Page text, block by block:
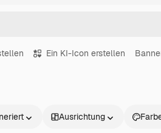
Ein KI-Icon erstellen
Ausrichtung